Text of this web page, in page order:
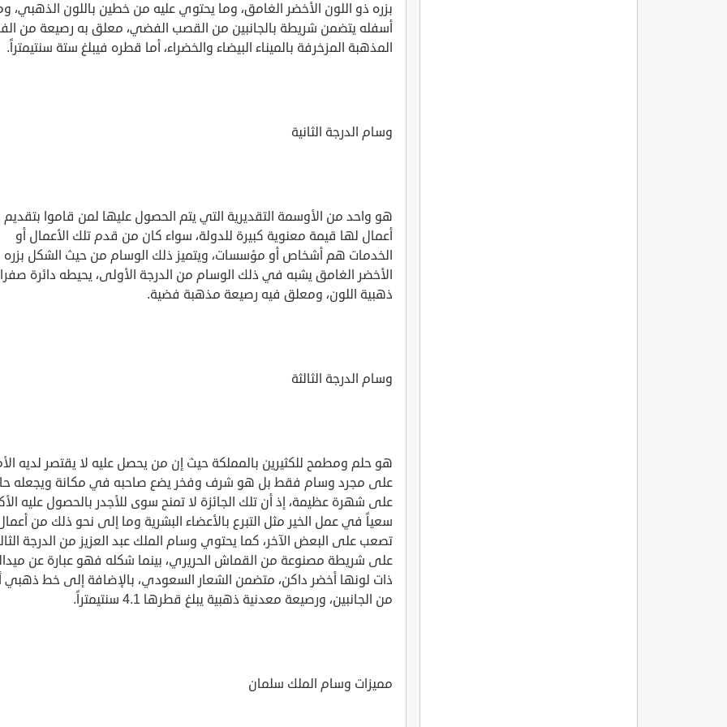
بزره ذو اللون الأخضر الغامق، وما يحتوي عليه من خطين باللون الذهبي،
أسفله يتضمن شريطة بالجانبين من القصب الفضي، معلق به رصيعة من
المذهبة المزخرفة بالميناء البيضاء والخضراء، أما قطره فيبلغ ستة سنتيمتراً.
وسام الدرجة الثانية
هو واحد من الأوسمة التقديرية التي يتم الحصول عليها لمن قاموا بتقديم
أعمال لها قيمة معنوية كبيرة للدولة، سواء كان من قدم تلك الأعمال أو
الخدمات هم أشخاص أو مؤسسات، ويتميز ذلك الوسام من حيث الشكل بزره
الأخضر الغامق يشبه في ذلك الوسام من الدرجة الأولى، يحيطه دائرة
ذهبية اللون، ومعلق فيه رصيعة مذهبة فضية.
وسام الدرجة الثالثة
هو حلم ومطمح للكثيرين بالمملكة حيث إن من يحصل عليه لا يقتصر لديه
على مجرد وسام فقط بل هو شرف وفخر يضع صاحبه في مكانة ويجعله
على شهرة عظيمة، إذ أن تلك الجائزة لا تمنح سوى للأجدر بالحصول عليه
سعياً في عمل الخير مثل التبرع بالأعضاء البشرية وما إلى نحو ذلك من
تصعب على البعض الآخر، كما يحتوي وسام الملك عبد العزيز من الدرجة
على شريطة مصنوعة من القماش الحريري، بينما شكله فهو عبارة عن
ذات لونها أخضر داكن، متضمن الشعار السعودي، بالإضافة إلى خط ذهبي
من الجانبين، ورصيعة معدنية ذهبية يبلغ قطرها 4.1 سنتيمتراً.
مميزات وسام الملك سلمان